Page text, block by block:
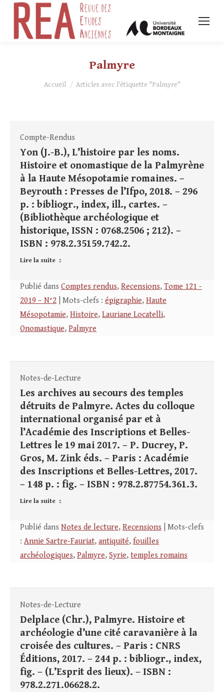
Palmyre
Vous êtes ici :
Accueil Articles avec l’étiquette "Palmyre"
Compte-Rendus
Yon (J.-B.), L’histoire par les noms.
Histoire et onomastique de la Palmyrène
à la Haute Mésopotamie romaines. –
Beyrouth : Presses de l’Ifpo, 2018. – 296
p. : bibliogr., index, ill., cartes. –
(Bibliothèque archéologique et
historique, ISSN : 0768.2506 ; 212). –
ISBN : 978.2.35159.742.2.
Lire la suite
Publié dans Comptes rendus, Recensions, Tome 121 -
2019 – N°2 | Mots-clefs : épigraphie, Haute
Mésopotamie, Histoire, Lauriane Locatelli,
Onomastique, Palmyre
Notes-de-Lecture
Les archives au secours des temples
détruits de Palmyre. Actes du colloque
international organisé par et à
l’Académie des Inscriptions et Belles-
Lettres le 19 mai 2017. – P. Ducrey, P.
Gros, M. Zink éds. – Paris : Académie
des Inscriptions et Belles-Lettres, 2017.
– 148 p. : fig. – ISBN : 978.2.87754.361.3.
Lire la suite
Publié dans Notes de lecture, Recensions | Mots-clefs
: Annie Sartre-Fauriat, antiquité, fouilles
archéologiques, Palmyre, Syrie, temples romains
Notes-de-Lecture
Delplace (Chr.), Palmyre. Histoire et
archéologie d’une cité caravanière à la
croisée des cultures. – Paris : CNRS
Éditions, 2017. – 244 p. : bibliogr., index,
fig. – (L’Esprit des lieux). – ISBN :
978.2.271.06628.2.